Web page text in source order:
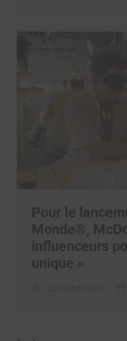
Pour le
Monde®,
influenceurs
unique »